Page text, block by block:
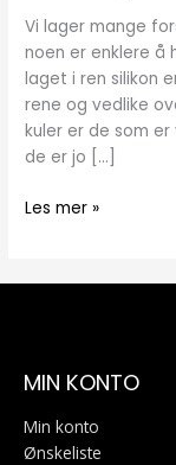
Vi lager mange
noen er enklere å
laget i ren silikon
rene og vedlike
kuler er de som
de er jo […]
Les mer »
MIN KONTO
Min konto
Ønskeliste